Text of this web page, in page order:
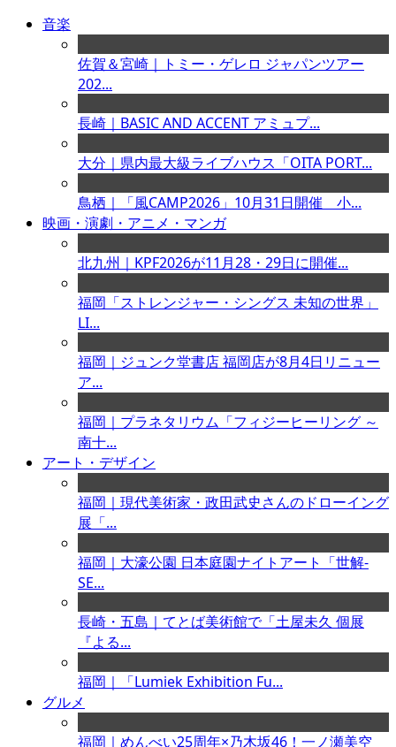
音楽
佐賀＆宮崎｜トミー・ゲレロ ジャパンツアー
202...
長崎｜BASIC AND ACCENT アミュプ...
大分｜県内最大級ライブハウス「OITA PORT...
鳥栖｜「風CAMP2026」10月31日開催 小...
映画・演劇・アニメ・マンガ
北九州｜KPF2026が11月28・29日に開催...
福岡「ストレンジャー・シングス 未知の世界」
LI...
福岡｜ジュンク堂書店 福岡店が8月4日リニュー
ア...
福岡｜プラネタリウム「フィジーヒーリング ～
南十...
アート・デザイン
福岡｜現代美術家・政田武史さんのドローイング
展「...
福岡｜大濠公園 日本庭園ナイトアート「世解-
SE...
長崎・五島｜てとば美術館で「土屋未久 個展
『よる...
福岡｜「Lumiek Exhibition Fu...
グルメ
福岡｜めんべい25周年×乃木坂46！一ノ瀬美空